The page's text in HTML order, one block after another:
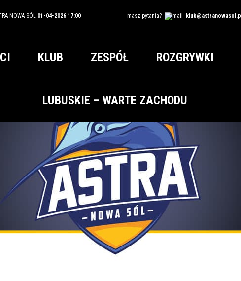
NOWA SÓL 01-04-2026 17:00 masz pytania? klub@astranowasol.pl
KLUB ZESPÓŁ ROZGRYWKI
LUBUSKIE – WARTE ZACHODU